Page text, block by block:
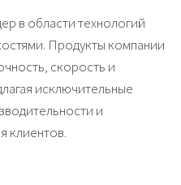
в области технологий
Продукты компании
скорость и
исключительные
и
клиентов.